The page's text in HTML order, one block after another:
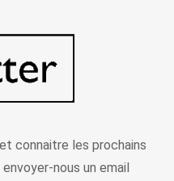
connaitre les prochains
nous un email